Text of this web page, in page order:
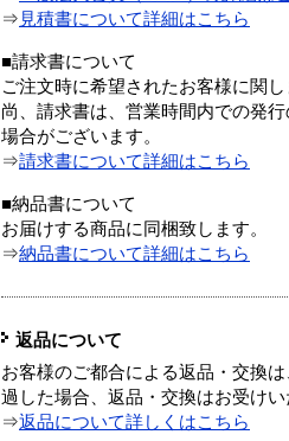
⇒ 見積書について詳細はこちら
■請求書について
ご注文時に希望されたお客様に関
尚、請求書は、営業時間内での発
場合がございます。
⇒請求書について詳細はこちら
■納品書について
お届けする商品に同梱致します。
⇒納品書について詳細はこちら
返品について
お客様のご都合による返品・交換
過した場合、返品・交換はお受けい
⇒返品について詳しくはこちら